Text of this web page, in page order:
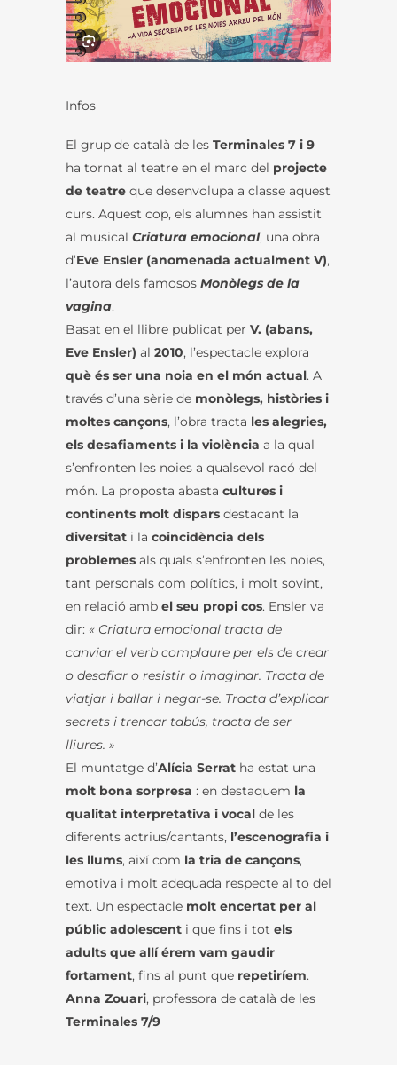
Infos
El grup de català de les Terminales 7 i 9
ha tornat al teatre en el marc del projecte
de teatre que desenvolupa a classe aquest
curs. Aquest cop, els alumnes han assistit
al musical Criatura emocional, una obra
d’Eve Ensler (anomenada actualment V),
l’autora dels famosos Monòlegs de la
vagina.
Basat en el llibre publicat per V. (abans,
Eve Ensler) al 2010, l’espectacle explora
què és ser una noia en el món actual. A
través d’una sèrie de monòlegs, històries i
moltes cançons, l’obra tracta les alegries,
els desafiaments i la violència a la qual
s’enfronten les noies a qualsevol racó del
món. La proposta abasta cultures i
continents molt dispars destacant la
diversitat i la coincidència dels
problemes als quals s’enfronten les noies,
tant personals com polítics, i molt sovint,
en relació amb el seu propi cos. Ensler va
dir: « Criatura emocional tracta de
canviar el verb complaure per els de crear
o desafiar o resistir o imaginar. Tracta de
viatjar i ballar i negar-se. Tracta d’explicar
secrets i trencar tabús, tracta de ser
lliures. »
El muntatge d’Alícia Serrat ha estat una
molt bona sorpresa : en destaquem la
qualitat interpretativa i vocal de les
diferents actrius/cantants, l’escenografia i
les llums, així com la tria de cançons,
emotiva i molt adequada respecte al to del
text. Un espectacle molt encertat per al
públic adolescent i que fins i tot els
adults que allí érem vam gaudir
fortament, fins al punt que repetiríem.
Anna Zouari, professora de català de les
Terminales 7/9